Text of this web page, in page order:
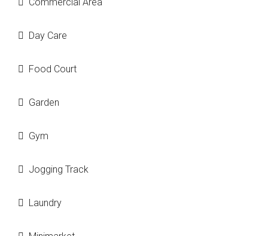
Day Care
Food Court
Garden
Gym
Jogging Track
Laundry